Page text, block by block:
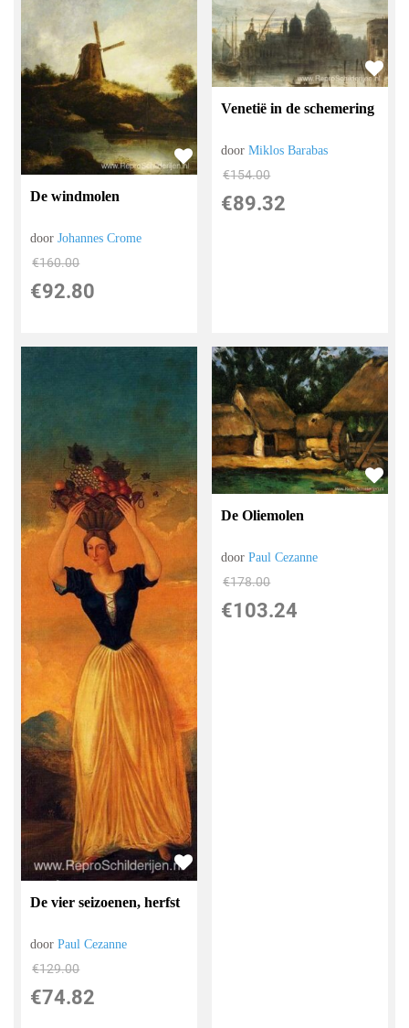
De windmolen
doorJohannes Crome
€160.00
€92.80
Venetië in de schemering
doorMiklos Barabas
€154.00
€89.32
De vier seizoenen, herfst
doorPaul Cezanne
€129.00
€74.82
De Oliemolen
doorPaul Cezanne
€178.00
€103.24